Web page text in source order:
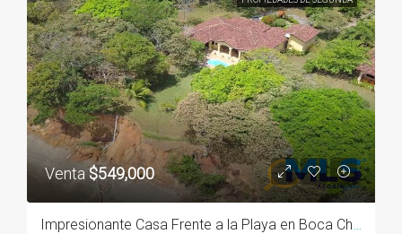
Venta$549,000
Impresionante Casa Frente a la Playa en Boca Chica Panamá